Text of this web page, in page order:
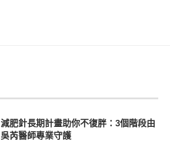
減肥針長期計畫助你不復胖：3個階段由
吳芮醫師專業守護